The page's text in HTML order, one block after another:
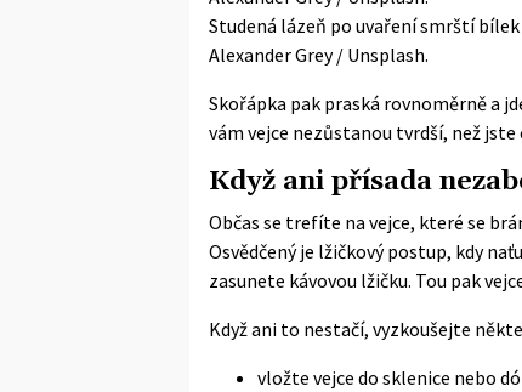
Studená lázeň po uvaření smrští
Alexander Grey / Unsplash.
Skořápka pak praská rovnoměrně a
vám vejce nezůstanou tvrdší, než
Když ani přísada
Občas se trefíte na vejce, které se
Osvědčený je lžičkový postup, kdy
zasunete kávovou lžičku. Tou pak
Když ani to nestačí, vyzkoušejte
vložte vejce do sklenice nebo